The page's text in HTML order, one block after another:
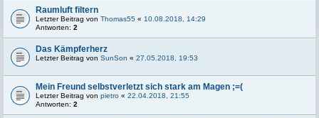
Raumluft filtern
Letzter Beitrag von Thomas55 « 10.08.2018, 14:29
Antworten: 2
Das Kämpferherz
Letzter Beitrag von SunSon « 27.05.2018, 19:53
Mein Freund selbstverletzt sich stark am Magen ;=(
Letzter Beitrag von pietro « 22.04.2018, 21:55
Antworten: 2